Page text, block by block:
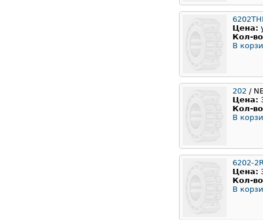
Цена:
Кол-
В
202 /
Цена:
Кол-
В
6202-
Цена:
Кол-
В